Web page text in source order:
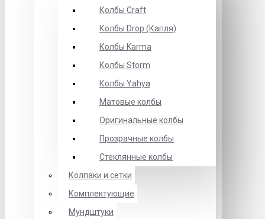
Колбы Craft
Колбы Drop (Капля)
Колбы Karma
Колбы Storm
Колбы Yahya
Матовые колбы
Оригинальные колбы
Прозрачные колбы
Стеклянные колбы
Колпаки и сетки
Комплектующие
Мундштуки